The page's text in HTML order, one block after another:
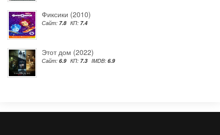
Фиксики (2010)
Сайт: 7.8 КП: 7.4
Этот дом (2022)
Сайт: 6.9 КП: 7.3 IMDB: 6.9